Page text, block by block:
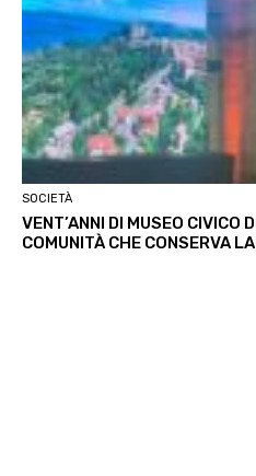
SOCIETÀ
VENT’ANNI DI MUSEO CIVICO
COMUNITÀ CHE CONSERVA